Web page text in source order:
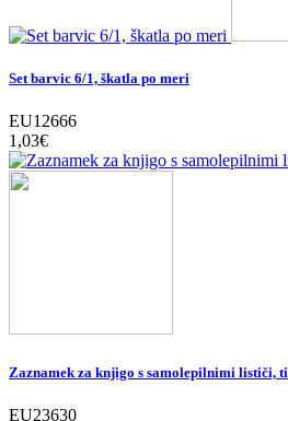
Set barvic 6/1, škatla po meri
EU12666
1,03‎€
Zaznamek za knjigo s samolepilnimi lističi,
EU23630